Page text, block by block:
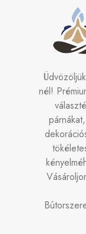
nél!